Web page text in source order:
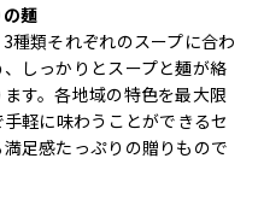
麺
種類それぞれのスープに合わ
しっかりとスープと麺が絡
す。各地域の特色を最大限
軽に味わうことができるセ
足感たっぷりの贈りもので